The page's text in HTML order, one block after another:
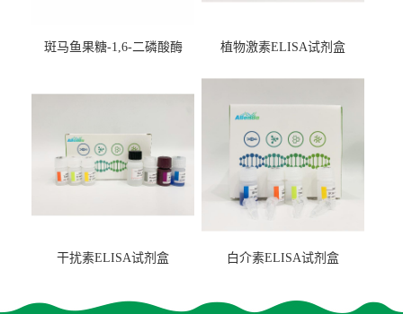
斑马鱼果糖-1,6-二磷酸酶
盒
植物激素ELISA试剂盒
干扰素ELISA试剂盒 白介素ELISA试剂盒